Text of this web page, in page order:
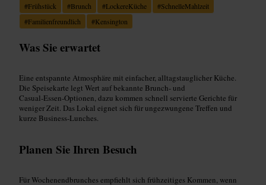
#Frühstück #Brunch #LockereKüche #SchnelleMahlzeit
#Familienfreundlich #Kensington
Was Sie erwartet
Eine entspannte Atmosphäre mit einfacher, alltagstauglicher Küche.
Die Speisekarte legt Wert auf bekannte Brunch- und
Casual‑Essen‑Optionen, dazu kommen schnell servierte Gerichte für
weniger Zeit. Das Lokal eignet sich für ungezwungene Treffen und
kurze Business-Lunches.
Planen Sie Ihren Besuch
Für Wochenendbrunches empfiehlt sich frühzeitiges Kommen, wenn